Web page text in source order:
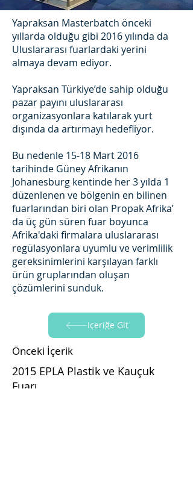
Yapraksan Masterbatch önceki
yıllarda olduğu gibi 2016 yılında da
Uluslararası fuarlardaki yerini
almaya devam ediyor.
Yapraksan Türkiye’de sahip olduğu
pazar payını uluslararası
organizasyonlara katılarak yurt
dışında da artırmayı hedefliyor.
Bu nedenle 15-18 Mart 2016
tarihinde Güney Afrikanın
Johanesburg kentinde her 3 yılda 1
düzenlenen ve bölgenin en bilinen
fuarlarından biri olan Propak Afrika’
da üç gün süren fuar boyunca
Afrika'daki firmalara uluslararası
regülasyonlara uyumlu ve verimlilik
gereksinimlerini karşılayan farklı
ürün gruplarından oluşan
çözümlerini sunduk.
İçeriğe Git
Önceki İçerik
2015 EPLA Plastik ve Kauçuk
Fuarı